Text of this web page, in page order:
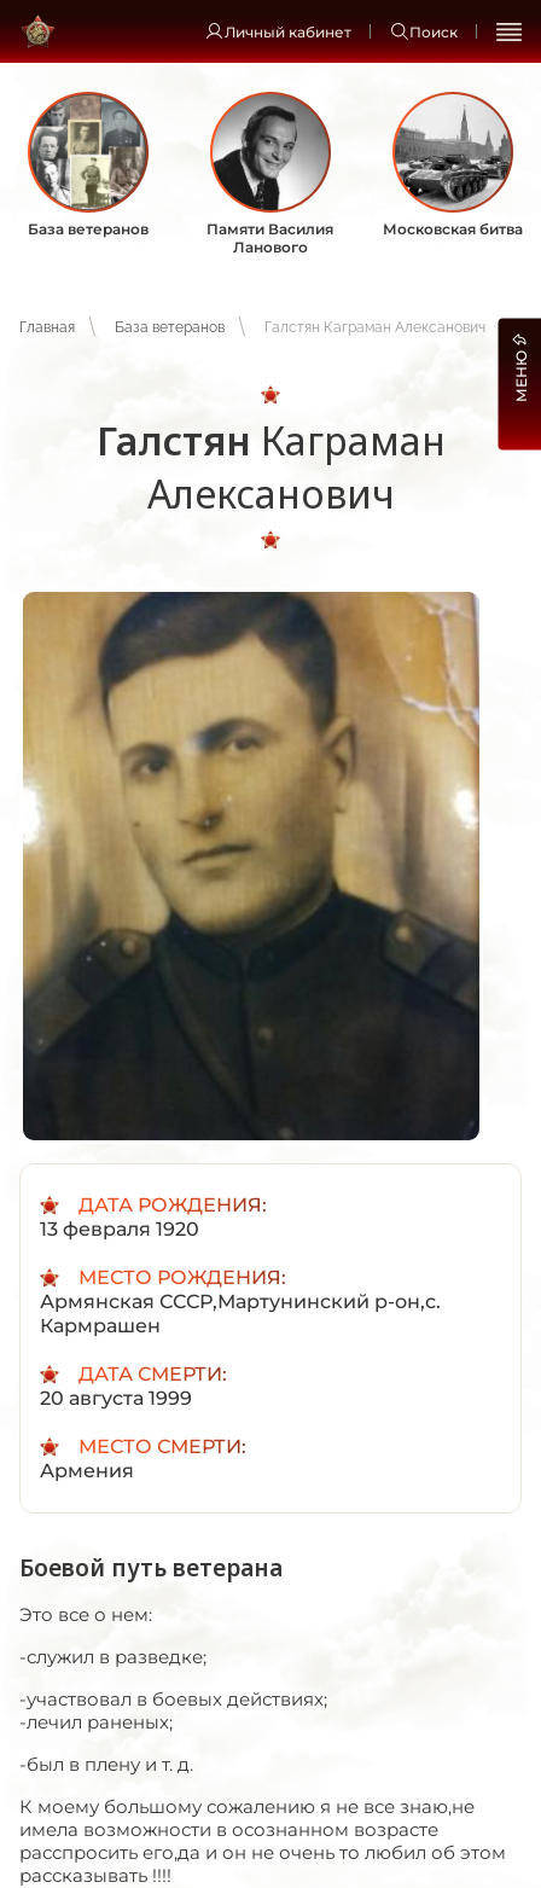
Личный кабинет Поиск
База ветеранов
Памяти Василия
Ланового
Московская битва
Главная База ветеранов Галстян Каграман Алексанович
Галстян Каграман
Алексанович
ДАТА РОЖДЕНИЯ:
13 февраля 1920
МЕСТО РОЖДЕНИЯ:
Армянская СССР,Мартунинский р-он,с.
Кармрашен
ДАТА СМЕРТИ:
20 августа 1999
МЕСТО СМЕРТИ:
Армения
Боевой путь ветерана
Это все о нем:
-служил в разведке;
-участвовал в боевых действиях;
-лечил раненых;
-был в плену и т. д.
К моему большому сожалению я не все знаю,не
имела возможности в осознанном возрасте
расспросить его,да и он не очень то любил об этом
рассказывать !!!!
МЕНЮ